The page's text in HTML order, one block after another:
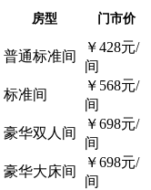
房型 门市价
普通标准间
￥428元/
间
标准间
￥568元/
间
豪华双人间
￥698元/
间
豪华大床间
￥698元/
间